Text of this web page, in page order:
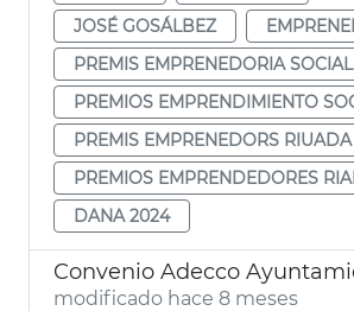
JOSÉ GOSÁLBEZ
PREMIS EMPRENEDORIA SOCIAL
PREMIOS EMPRENDIMIENTO
PREMIS EMPRENEDORS
PREMIOS EMPRENDEDORES
DANA 2024
modificado hace 8 meses